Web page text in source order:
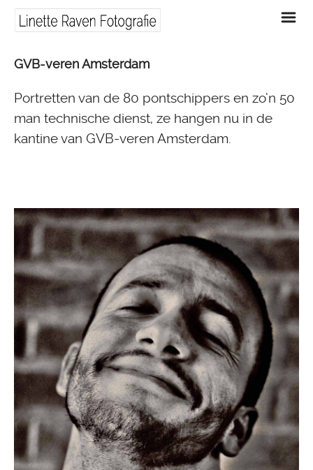
m
GVB-veren Amsterdam
Portretten van de 80 pontschippers en zo’n 50
man technische dienst, ze hangen nu in de
kantine van GVB-veren Amsterdam.